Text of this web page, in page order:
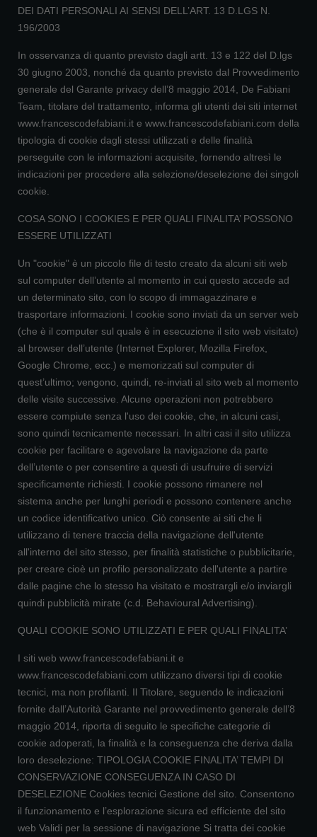
DEI DATI PERSONALI AI SENSI DELL’ART. 13 D.LGS N.
196/2003
In osservanza di quanto previsto dagli artt. 13 e 122 del D.lgs
30 giugno 2003, nonché da quanto previsto dal Provvedimento
generale del Garante privacy dell’8 maggio 2014, De Fabiani
Team, titolare del trattamento, informa gli utenti dei siti internet
www.francescodefabiani.it e www.francescodefabiani.com della
tipologia di cookie dagli stessi utilizzati e delle finalità
perseguite con le informazioni acquisite, fornendo altresì le
indicazioni per procedere alla selezione/deselezione dei singoli
cookie.
COSA SONO I COOKIES E PER QUALI FINALITA’ POSSONO
ESSERE UTILIZZATI
Un "cookie" è un piccolo file di testo creato da alcuni siti web
sul computer dell’utente al momento in cui questo accede ad
un determinato sito, con lo scopo di immagazzinare e
trasportare informazioni. I cookie sono inviati da un server web
(che è il computer sul quale è in esecuzione il sito web visitato)
al browser dell’utente (Internet Explorer, Mozilla Firefox,
Google Chrome, ecc.) e memorizzati sul computer di
quest’ultimo; vengono, quindi, re-inviati al sito web al momento
delle visite successive. Alcune operazioni non potrebbero
essere compiute senza l'uso dei cookie, che, in alcuni casi,
sono quindi tecnicamente necessari. In altri casi il sito utilizza
cookie per facilitare e agevolare la navigazione da parte
dell’utente o per consentire a questi di usufruire di servizi
specificamente richiesti. I cookie possono rimanere nel
sistema anche per lunghi periodi e possono contenere anche
un codice identificativo unico. Ciò consente ai siti che li
utilizzano di tenere traccia della navigazione dell'utente
all'interno del sito stesso, per finalità statistiche o pubblicitarie,
per creare cioè un profilo personalizzato dell'utente a partire
dalle pagine che lo stesso ha visitato e mostrargli e/o inviargli
quindi pubblicità mirate (c.d. Behavioural Advertising).
QUALI COOKIE SONO UTILIZZATI E PER QUALI FINALITA’
I siti web www.francescodefabiani.it e
www.francescodefabiani.com utilizzano diversi tipi di cookie
tecnici, ma non profilanti. Il Titolare, seguendo le indicazioni
fornite dall’Autorità Garante nel provvedimento generale dell’8
maggio 2014, riporta di seguito le specifiche categorie di
cookie adoperati, la finalità e la conseguenza che deriva dalla
loro deselezione: TIPOLOGIA COOKIE FINALITA’ TEMPI DI
CONSERVAZIONE CONSEGUENZA IN CASO DI
DESELEZIONE Cookies tecnici Gestione del sito. Consentono
il funzionamento e l’esplorazione sicura ed efficiente del sito
web Validi per la sessione di navigazione Si tratta dei cookie